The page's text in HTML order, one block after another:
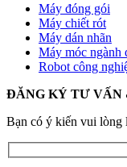
Máy đóng gói
Máy chiết rót
Máy dán nhãn
Máy móc ngành
Robot công
ĐĂNG KÝ TƯ VẤN
Bạn có ý kiến vui lòng